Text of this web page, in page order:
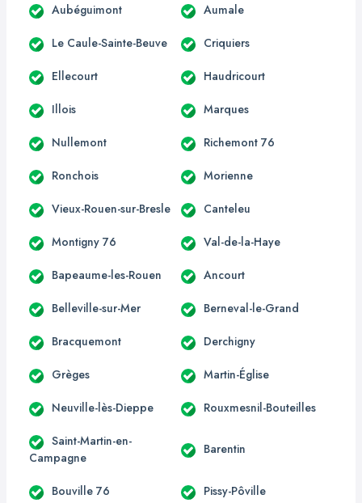
Aubéguimont Aumale
Le Caule-Sainte-Beuve Criquiers
Ellecourt Haudricourt
Illois Marques
Nullemont Richemont 76
Ronchois Morienne
Vieux-Rouen-sur-Bresle Canteleu
Montigny 76 Val-de-la-Haye
Bapeaume-les-Rouen Ancourt
Belleville-sur-Mer Berneval-le-Grand
Bracquemont Derchigny
Grèges Martin-Église
Neuville-lès-Dieppe Rouxmesnil-Bouteilles
Saint-Martin-en-
Campagne
Barentin
Bouville 76 Pissy-Pôville